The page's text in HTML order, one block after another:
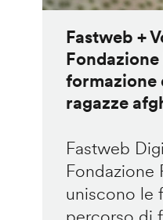
Fastweb +
Fondazione
formazione
ragazze
Fastweb
Fondazione
uniscono le